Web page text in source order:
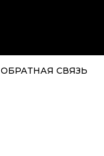
ОБРАТНАЯ СВЯЗЬ